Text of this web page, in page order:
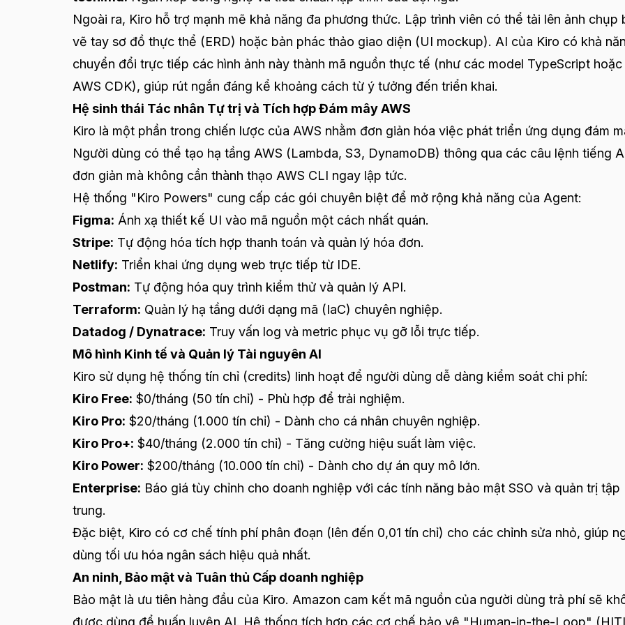
Ngoài ra, Kiro hỗ trợ mạnh mẽ khả năng đa phương thức. Lập trình viên có thể tải lên ảnh chụp
vẽ tay sơ đồ thực thể (ERD) hoặc bản phác thảo giao diện (UI mockup). AI của Kiro có khả
chuyển đổi trực tiếp các hình ảnh này thành mã nguồn thực tế (như các model TypeScript hoặc
AWS CDK), giúp rút ngắn đáng kể khoảng cách từ ý tưởng đến triển khai.
Hệ sinh thái Tác nhân Tự trị và Tích hợp Đám mây AWS
Kiro là một phần trong chiến lược của AWS nhằm đơn giản hóa việc phát triển ứng dụng đám
Người dùng có thể tạo hạ tầng AWS (Lambda, S3, DynamoDB) thông qua các câu lệnh tiếng
đơn giản mà không cần thành thạo AWS CLI ngay lập tức.
Hệ thống "Kiro Powers" cung cấp các gói chuyên biệt để mở rộng khả năng của Agent:
Figma: Ánh xạ thiết kế UI vào mã nguồn một cách nhất quán.
Stripe: Tự động hóa tích hợp thanh toán và quản lý hóa đơn.
Netlify: Triển khai ứng dụng web trực tiếp từ IDE.
Postman: Tự động hóa quy trình kiểm thử và quản lý API.
Terraform: Quản lý hạ tầng dưới dạng mã (IaC) chuyên nghiệp.
Datadog / Dynatrace: Truy vấn log và metric phục vụ gỡ lỗi trực tiếp.
Mô hình Kinh tế và Quản lý Tài nguyên AI
Kiro sử dụng hệ thống tín chỉ (credits) linh hoạt để người dùng dễ dàng kiểm soát chi phí:
Kiro Free: $0/tháng (50 tín chỉ) - Phù hợp để trải nghiệm.
Kiro Pro: $20/tháng (1.000 tín chỉ) - Dành cho cá nhân chuyên nghiệp.
Kiro Pro+: $40/tháng (2.000 tín chỉ) - Tăng cường hiệu suất làm việc.
Kiro Power: $200/tháng (10.000 tín chỉ) - Dành cho dự án quy mô lớn.
Enterprise: Báo giá tùy chỉnh cho doanh nghiệp với các tính năng bảo mật SSO và quản trị tập
trung.
Đặc biệt, Kiro có cơ chế tính phí phân đoạn (lên đến 0,01 tín chỉ) cho các chỉnh sửa nhỏ, giúp
dùng tối ưu hóa ngân sách hiệu quả nhất.
An ninh, Bảo mật và Tuân thủ Cấp doanh nghiệp
Bảo mật là ưu tiên hàng đầu của Kiro. Amazon cam kết mã nguồn của người dùng trả phí sẽ
được dùng để huấn luyện AI. Hệ thống tích hợp các cơ chế bảo vệ "Human-in-the-Loop"